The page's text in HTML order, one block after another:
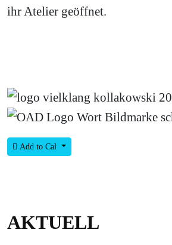
ihr Atelier geöffnet.
Add to Cal
AKTUELL